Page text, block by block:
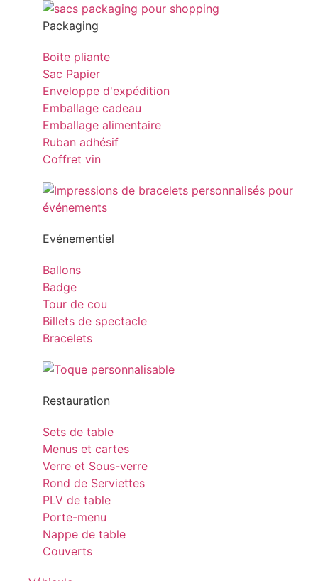
Packaging
Boite pliante
Sac Papier
Enveloppe d'expédition
Emballage cadeau
Emballage alimentaire
Ruban adhésif
Coffret vin
Evénementiel
Ballons
Badge
Tour de cou
Billets de spectacle
Bracelets
Restauration
Sets de table
Menus et cartes
Verre et Sous-verre
Rond de Serviettes
PLV de table
Porte-menu
Nappe de table
Couverts